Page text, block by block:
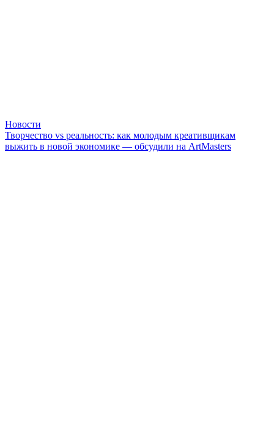
Новости
Творчество vs реальность: как молодым креативщикам
выжить в новой экономике — обсудили на ArtMasters